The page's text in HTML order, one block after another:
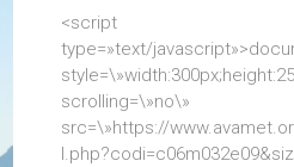
<script
type=»text/
scrolling=\»no\»
src=\»https://